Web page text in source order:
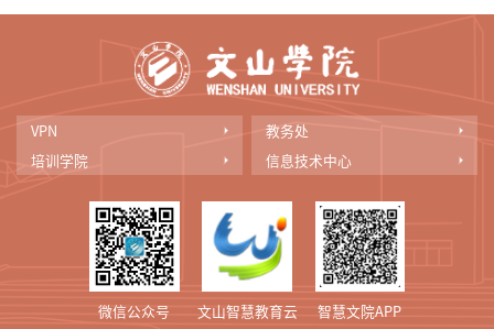
VPN
教务处
培训学院
信息技术中心
微信公众号 文山智慧教育云 智慧文院APP